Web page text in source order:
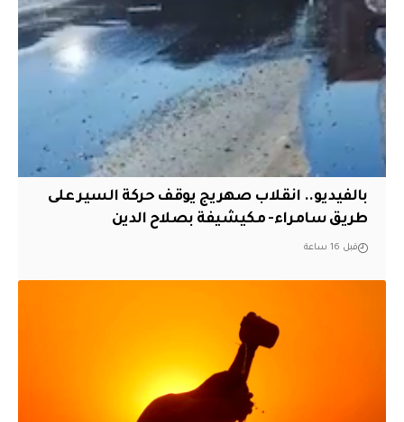
بالفيديو.. انقلاب صهريج يوقف حركة السير على
طريق سامراء- مكيشيفة بصلاح الدين
قبل 16 ساعة